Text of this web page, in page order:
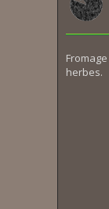
herbes.